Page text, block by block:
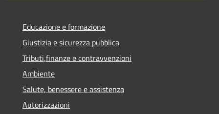
Educazione e formazione
Giustizia e sicurezza pubblica
Tributi,finanze e contravvenzioni
Ambiente
Salute, benessere e assistenza
Autorizzazioni